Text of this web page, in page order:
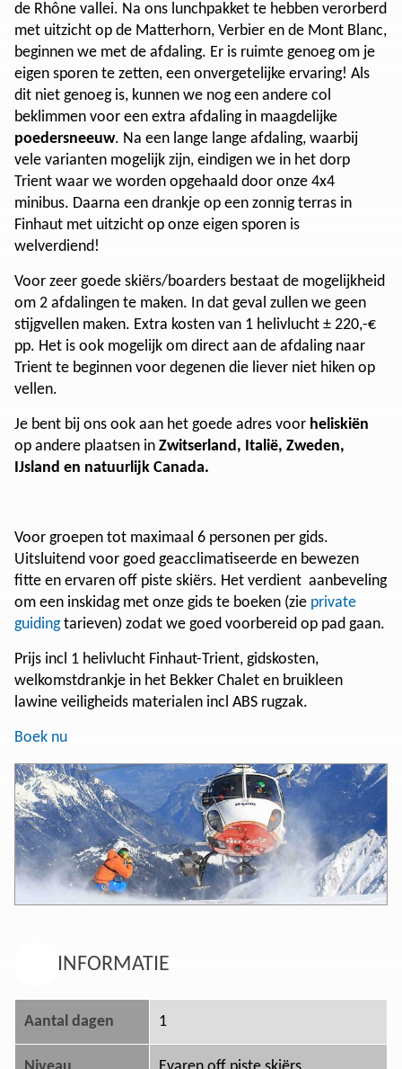
de Rhône vallei. Na ons lunchpakket te hebben verorberd
met uitzicht op de Matterhorn, Verbier en de Mont Blanc,
beginnen we met de afdaling. Er is ruimte genoeg om je
eigen sporen te zetten, een onvergetelijke ervaring! Als
dit niet genoeg is, kunnen we nog een andere col
beklimmen voor een extra afdaling in maagdelijke
poedersneeuw. Na een lange lange afdaling, waarbij
vele varianten mogelijk zijn, eindigen we in het dorp
Trient waar we worden opgehaald door onze 4x4
minibus. Daarna een drankje op een zonnig terras in
Finhaut met uitzicht op onze eigen sporen is
welverdiend!
Voor zeer goede skiërs/boarders bestaat de mogelijkheid
om 2 afdalingen te maken. In dat geval zullen we geen
stijgvellen maken. Extra kosten van 1 helivlucht ± 220,-€
pp. Het is ook mogelijk om direct aan de afdaling naar
Trient te beginnen voor degenen die liever niet hiken op
vellen.
Je bent bij ons ook aan het goede adres voor heliskiën
op andere plaatsen in Zwitserland, Italië, Zweden,
IJsland en natuurlijk Canada.
Voor groepen tot maximaal 6 personen per gids.
Uitsluitend voor goed geacclimatiseerde en bewezen
fitte en ervaren off piste skiërs. Het verdient aanbeveling
om een inskidag met onze gids te boeken (zie private
guidingtarieven) zodat we goed voorbereid op pad gaan.
Prijs incl 1 helivlucht Finhaut-Trient, gidskosten,
welkomstdrankje in het Bekker Chalet en bruikleen
lawine veiligheids materialen incl ABS rugzak.
Boek nu
INFORMATIE
Aantal dagen 1